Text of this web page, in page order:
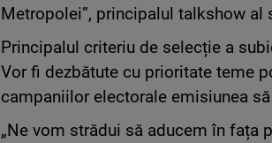
Metropolei”, principalul talkshow
Principalul criteriu de selecție a
Vor fi dezbătute cu prioritate teme
campaniilor electorale emisiunea
„Ne vom strădui să aducem în